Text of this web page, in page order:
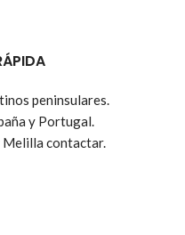
peninsulares.
y Portugal.
Melilla contactar.